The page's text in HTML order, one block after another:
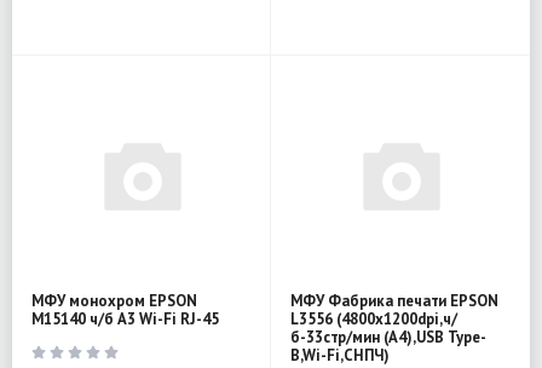
МФУ монохром EPSON
M15140 ч/б A3 Wi-Fi RJ-45
МФУ Фабрика печати EPSON
L3556 (4800x1200dpi,ч/
б-33стр/мин (А4),USB Type-
B,Wi-Fi,СНПЧ)